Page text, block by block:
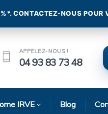
APPELEZ-NOUS !
04 93 83 73 48
IRVE Blog